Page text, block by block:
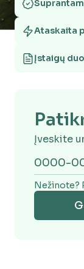
Ataskaita
Įstaigų
Įveskite
Nežinote?